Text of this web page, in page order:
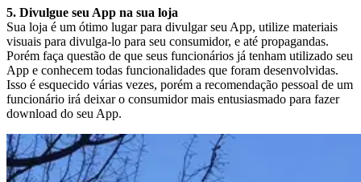
5. Divulgue seu App na sua loja
Sua loja é um ótimo lugar para divulgar seu App, utilize materiais
visuais para divulga-lo para seu consumidor, e até propagandas.
Porém faça questão de que seus funcionários já tenham utilizado seu
App e conhecem todas funcionalidades que foram desenvolvidas.
Isso é esquecido várias vezes, porém a recomendação pessoal de um
funcionário irá deixar o consumidor mais entusiasmado para fazer
download do seu App.